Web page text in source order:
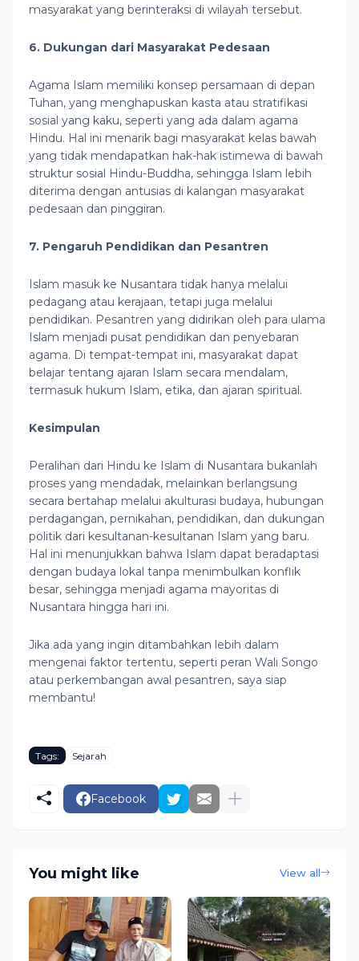
masyarakat yang berinteraksi di wilayah tersebut.
6. Dukungan dari Masyarakat Pedesaan
Agama Islam memiliki konsep persamaan di depan
Tuhan, yang menghapuskan kasta atau stratifikasi
sosial yang kaku, seperti yang ada dalam agama
Hindu. Hal ini menarik bagi masyarakat kelas bawah
yang tidak mendapatkan hak-hak istimewa di bawah
struktur sosial Hindu-Buddha, sehingga Islam lebih
diterima dengan antusias di kalangan masyarakat
pedesaan dan pinggiran.
7. Pengaruh Pendidikan dan Pesantren
Islam masuk ke Nusantara tidak hanya melalui
pedagang atau kerajaan, tetapi juga melalui
pendidikan. Pesantren yang didirikan oleh para ulama
Islam menjadi pusat pendidikan dan penyebaran
agama. Di tempat-tempat ini, masyarakat dapat
belajar tentang ajaran Islam secara mendalam,
termasuk hukum Islam, etika, dan ajaran spiritual.
Kesimpulan
Peralihan dari Hindu ke Islam di Nusantara bukanlah
proses yang mendadak, melainkan berlangsung
secara bertahap melalui akulturasi budaya, hubungan
perdagangan, pernikahan, pendidikan, dan dukungan
politik dari kesultanan-kesultanan Islam yang baru.
Hal ini menunjukkan bahwa Islam dapat beradaptasi
dengan budaya lokal tanpa menimbulkan konflik
besar, sehingga menjadi agama mayoritas di
Nusantara hingga hari ini.
Jika ada yang ingin ditambahkan lebih dalam
mengenai faktor tertentu, seperti peran Wali Songo
atau perkembangan awal pesantren, saya siap
membantu!
Tags: Sejarah
Facebook
You might like View all